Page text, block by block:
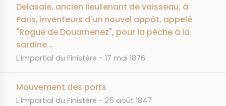
Delasale, ancien lieutenant de vaisseau, à
Paris, inventeurs d'un nouvel appât, appelé
"Rogue de Douarnenez", pour la pêche à la
sardine...
JOURNAL
L'Impartial du Finistère DATE
17 mai 1876
Mouvement des ports
JOURNAL
L'Impartial du Finistère DATE
25 août 1847